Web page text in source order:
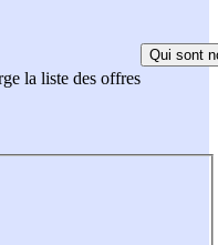
la liste des offres
Qui sont